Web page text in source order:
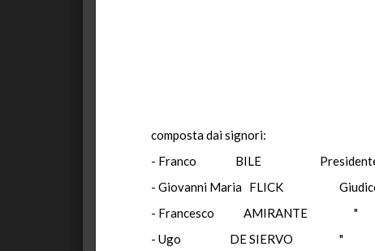
composta dai signori:
- Franco BILE
- Giovanni Maria FLICK
- Francesco AMIRANTE "
- Ugo DE SIERVO "